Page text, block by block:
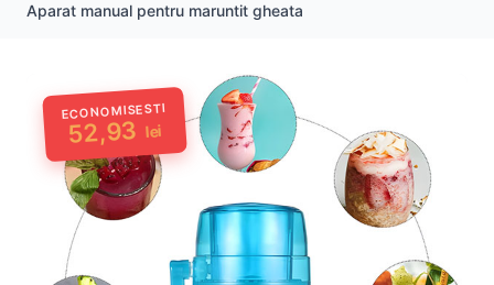
Aparat manual pentru maruntit gheata
ECONOMISESTI
52,93 lei